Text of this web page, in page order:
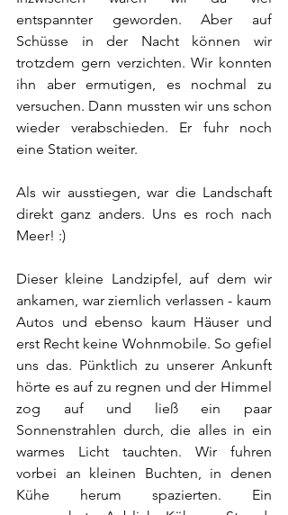
entspannter geworden. Aber auf
Schüsse in der Nacht können wir
trotzdem gern verzichten. Wir konnten
ihn aber ermutigen, es nochmal zu
versuchen. Dann mussten wir uns schon
wieder verabschieden. Er fuhr noch
eine Station weiter.
Als wir ausstiegen, war die Landschaft
direkt ganz anders. Uns es roch nach
Meer! :)
Dieser kleine Landzipfel, auf dem wir
ankamen, war ziemlich verlassen - kaum
Autos und ebenso kaum Häuser und
erst Recht keine Wohnmobile. So gefiel
uns das. Pünktlich zu unserer Ankunft
hörte es auf zu regnen und der Himmel
zog auf und ließ ein paar
Sonnenstrahlen durch, die alles in ein
warmes Licht tauchten. Wir fuhren
vorbei an kleinen Buchten, in denen
Kühe herum spazierten. Ein